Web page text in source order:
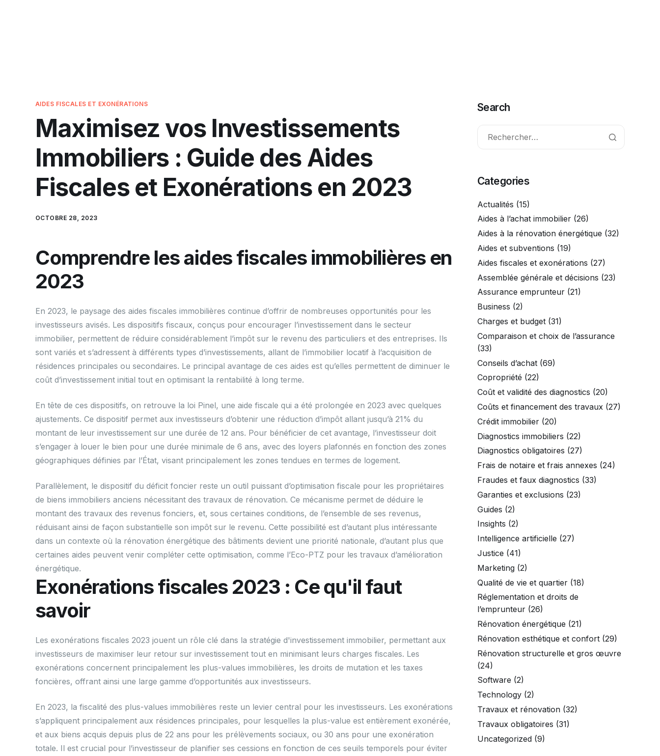
AIDES FISCALES ET EXONÉRATIONS
Maximisez vos Investissements
Immobiliers : Guide des Aides
Fiscales et Exonérations en 2023
OCTOBRE 28, 2023
Comprendre les aides fiscales immobilières en
2023
En 2023, le paysage des aides fiscales immobilières continue d’offrir de nombreuses opportunités pour les
investisseurs avisés. Les dispositifs fiscaux, conçus pour encourager l’investissement dans le secteur
immobilier, permettent de réduire considérablement l’impôt sur le revenu des particuliers et des entreprises. Ils
sont variés et s’adressent à différents types d’investissements, allant de l’immobilier locatif à l’acquisition de
résidences principales ou secondaires. Le principal avantage de ces aides est qu’elles permettent de diminuer le
coût d’investissement initial tout en optimisant la rentabilité à long terme.
En tête de ces dispositifs, on retrouve la loi Pinel, une aide fiscale qui a été prolongée en 2023 avec quelques
ajustements. Ce dispositif permet aux investisseurs d’obtenir une réduction d’impôt allant jusqu’à 21% du
montant de leur investissement sur une durée de 12 ans. Pour bénéficier de cet avantage, l’investisseur doit
s’engager à louer le bien pour une durée minimale de 6 ans, avec des loyers plafonnés en fonction des zones
géographiques définies par l’État, visant principalement les zones tendues en termes de logement.
Parallèlement, le dispositif du déficit foncier reste un outil puissant d’optimisation fiscale pour les propriétaires
de biens immobiliers anciens nécessitant des travaux de rénovation. Ce mécanisme permet de déduire le
montant des travaux des revenus fonciers, et, sous certaines conditions, de l’ensemble de ses revenus,
réduisant ainsi de façon substantielle son impôt sur le revenu. Cette possibilité est d’autant plus intéressante
dans un contexte où la rénovation énergétique des bâtiments devient une priorité nationale, d’autant plus que
certaines aides peuvent venir compléter cette optimisation, comme l’Eco-PTZ pour les travaux d’amélioration
énergétique.
Exonérations fiscales 2023 : Ce qu'il faut
savoir
Les exonérations fiscales 2023 jouent un rôle clé dans la stratégie d'investissement immobilier, permettant aux
investisseurs de maximiser leur retour sur investissement tout en minimisant leurs charges fiscales. Les
exonérations concernent principalement les plus-values immobilières, les droits de mutation et les taxes
foncières, offrant ainsi une large gamme d’opportunités aux investisseurs.
En 2023, la fiscalité des plus-values immobilières reste un levier central pour les investisseurs. Les exonérations
s’appliquent principalement aux résidences principales, pour lesquelles la plus-value est entièrement exonérée,
et aux biens acquis depuis plus de 22 ans pour les prélèvements sociaux, ou 30 ans pour une exonération
totale. Il est crucial pour l’investisseur de planifier ses cessions en fonction de ces seuils temporels pour éviter
Search
Categories
Actualités (15)
Aides à l’achat immobilier (26)
Aides à la rénovation énergétique (32)
Aides et subventions (19)
Aides fiscales et exonérations (27)
Assemblée générale et décisions (23)
Assurance emprunteur (21)
Business (2)
Charges et budget (31)
Comparaison et choix de l’assurance
(33)
Conseils d’achat (69)
Copropriété (22)
Coût et validité des diagnostics (20)
Coûts et financement des travaux (27)
Crédit immobilier (20)
Diagnostics immobiliers (22)
Diagnostics obligatoires (27)
Frais de notaire et frais annexes (24)
Fraudes et faux diagnostics (33)
Garanties et exclusions (23)
Guides (2)
Insights (2)
Intelligence artificielle (27)
Justice (41)
Marketing (2)
Qualité de vie et quartier (18)
Réglementation et droits de
l’emprunteur (26)
Rénovation énergétique (21)
Rénovation esthétique et confort (29)
Rénovation structurelle et gros œuvre
(24)
Software (2)
Technology (2)
Travaux et rénovation (32)
Travaux obligatoires (31)
Uncategorized (9)